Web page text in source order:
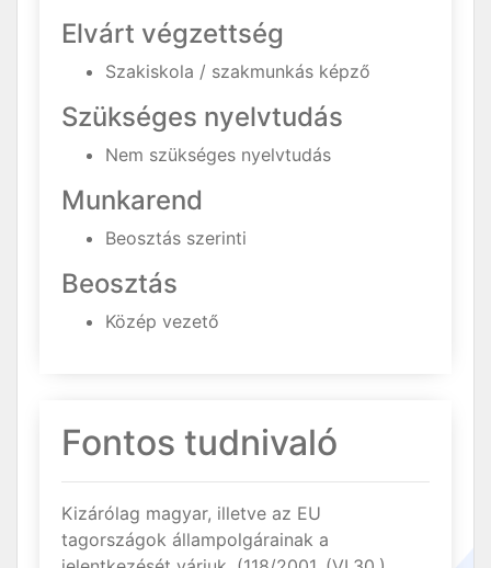
Elvárt végzettség
Szakiskola / szakmunkás képző
Szükséges nyelvtudás
Nem szükséges nyelvtudás
Munkarend
Beosztás szerinti
Beosztás
Közép vezető
Fontos tudnivaló
Kizárólag magyar, illetve az EU
tagországok állampolgárainak a